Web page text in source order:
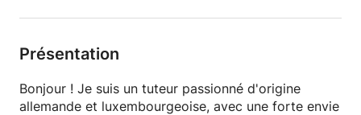
Présentation
Bonjour ! Je suis un tuteur passionné d'origine
allemande et luxembourgeoise, avec une forte envie